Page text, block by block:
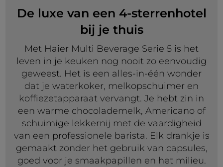
De luxe van een 4-sterrenhotel
bij je thuis
Met Haier Multi Beverage Serie 5 is het
leven in je keuken nog nooit zo eenvoudig
geweest. Het is een alles-in-één wonder
dat je waterkoker, melkopschuimer en
koffiezetapparaat vervangt. Je hebt zin in
een warme chocolademelk, Americano of
schuimige lekkernij met de vaardigheid
van een professionele barista. Elk drankje is
gemaakt zonder het gebruik van capsules,
goed voor je smaakpapillen en het milieu.